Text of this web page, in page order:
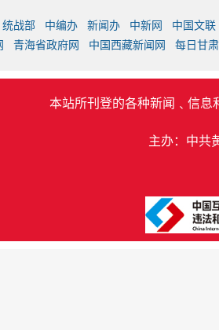
统战部 中编办 新闻办 中新网
中国文联
青海省政府网 中国西藏新闻网 每日甘
本站所刊登的各种新闻﹑信息
主办：中共